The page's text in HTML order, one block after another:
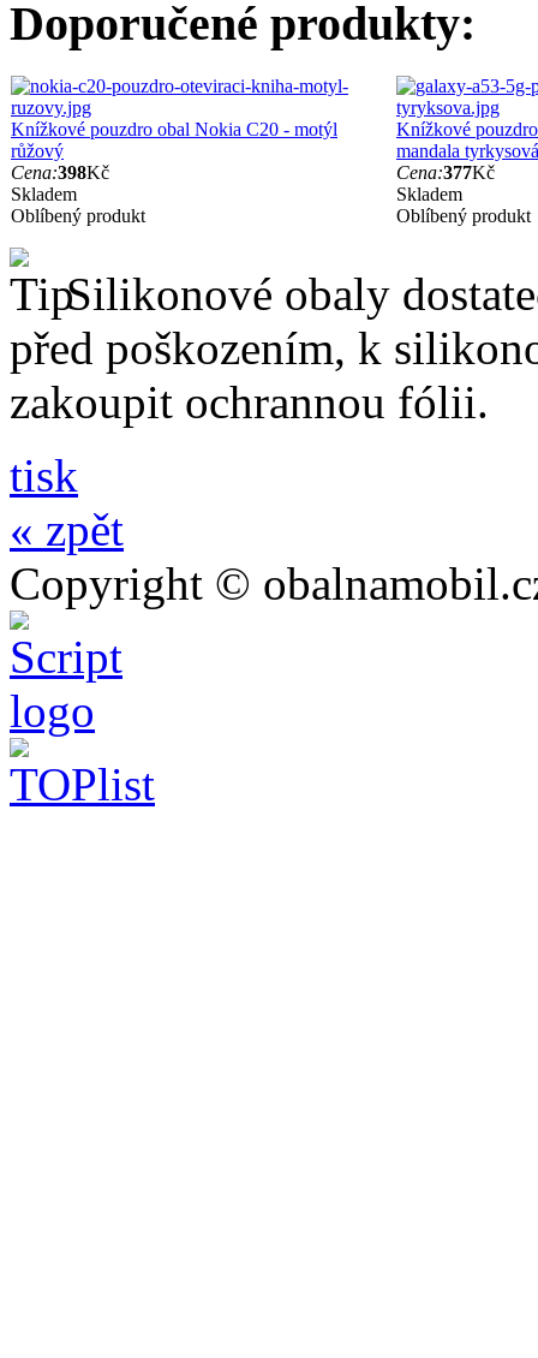
Doporučené produkty:
Knížkové pouzdro obal Nokia C20 - motýl
růžový
Cena:398Kč
Skladem
Oblíbený produkt
Knížkové
mandala tyrkysová
Cena:377Kč
Skladem
Oblíbený produkt
Silikonové obaly
před poškozením, k
zakoupit ochrannou fólii.
tisk
« zpět
Copyright ©